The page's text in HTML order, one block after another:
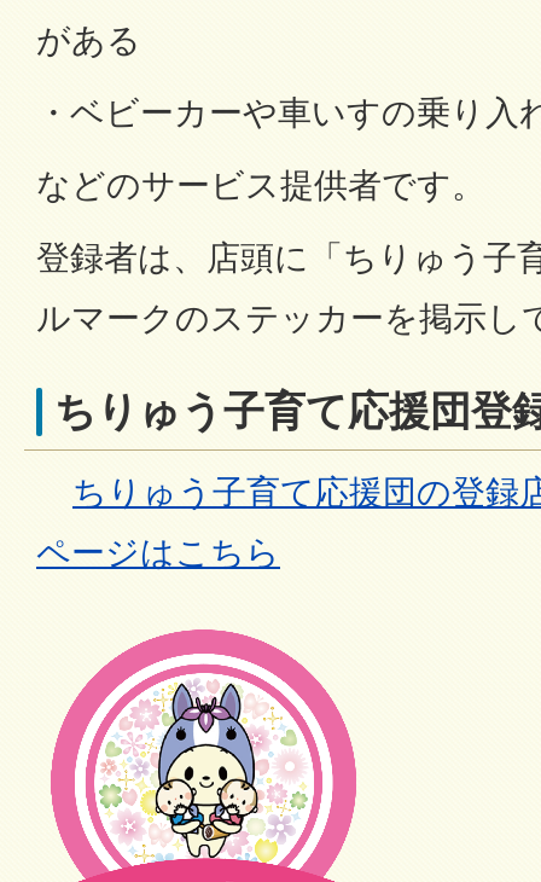
がある
・ベビーカーや車いすの乗り入
などのサービス提供者です。
登録者は、店頭に「ちりゅう子
ルマークのステッカーを掲示し
ちりゅう子育て応援団登
ちりゅう子育て応援団の登録
ページはこちら